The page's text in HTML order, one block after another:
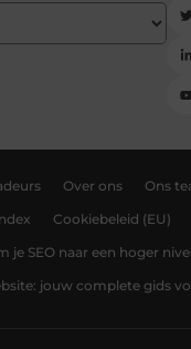
Over ons Ons
Cookiebeleid (EU)
je SEO naar een hoger
jouw complete gids